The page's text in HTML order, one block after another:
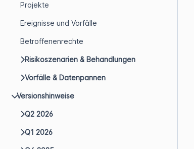
Projekte
Ereignisse und Vorfälle
Betroffenenrechte
Risikoszenarien & Behandlungen
Vorfälle & Datenpannen
Versionshinweise
Q2 2026
Q1 2026